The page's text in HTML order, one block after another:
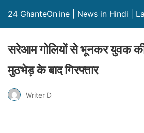
24 GhanteOnline | News in Hindi |
सरेआम गोलियों से भूनकर युवक की
मुठभेड़ के बाद गिरफ्तार
Writer D